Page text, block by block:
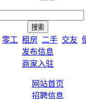
零工 租房 二手 交友
发布信息
商家入驻
网站首页
招聘信息